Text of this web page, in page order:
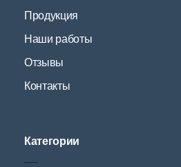
Продукция
Наши работы
Отзывы
Контакты
Категории